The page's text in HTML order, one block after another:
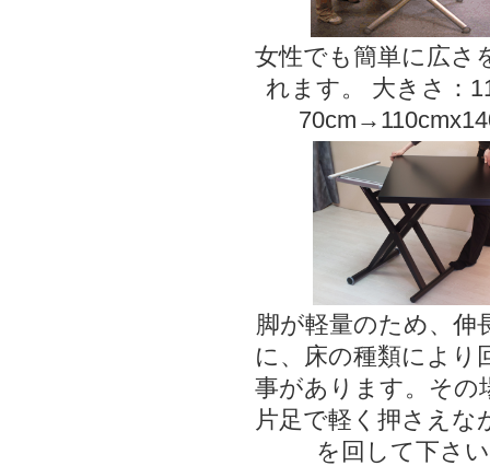
女性でも簡単に広さ
れます。 大きさ：
脚が軽量のため、伸
に、床の種類により
事があります。その
片足で軽く押さえな
を回して下さ